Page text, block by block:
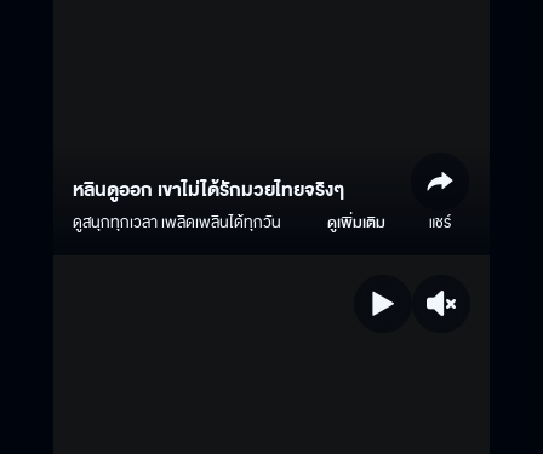
หลินดูออก เขาไม่ได้รักมวยไทยจริงๆ
ดูสนุกทุกเวลา เพลิดเพลินได้ทุกวัน ดูเพิ่มเติม แชร์